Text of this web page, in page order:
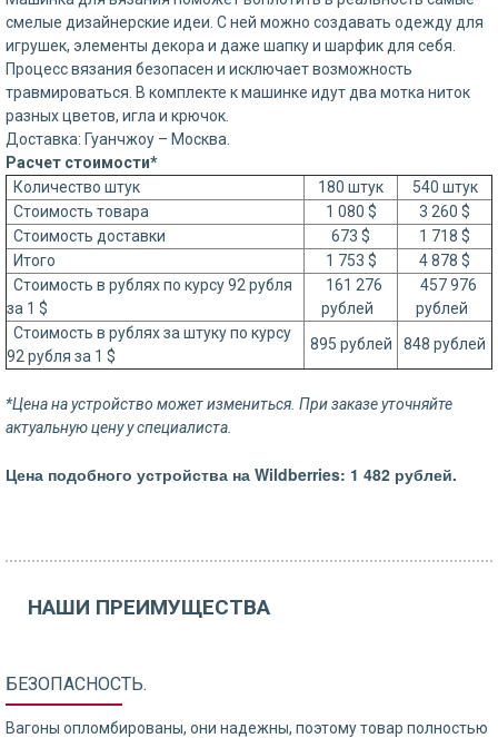
смелые дизайнерские идеи. С ней можно создавать одежду для
игрушек, элементы декора и даже шапку и шарфик для себя.
Процесс вязания безопасен и исключает возможность
травмироваться. В комплекте к машинке идут два мотка ниток
разных цветов, игла и крючок.
Доставка: Гуанчжоу – Москва.
Расчет стоимости*
Количество штук
180 штук
540 штук
Стоимость товара
1 080 $
3 260 $
Стоимость доставки
673 $
1 718 $
Итого
1 753 $
4 878 $
Стоимость в рублях по курсу 92 рубля
за 1 $
161 276
рублей
457 976
рублей
Стоимость в рублях за штуку по курсу
92 рубля за 1 $
895 рублей 848 рублей
*Цена на устройство может измениться. При заказе уточняйте
актуальную цену у специалиста.
Цена подобного устройства на Wildberries: 1 482 рублей.
НАШИ ПРЕИМУЩЕСТВА
БЕЗОПАСНОСТЬ.
Вагоны опломбированы, они надежны, поэтому товар полностью